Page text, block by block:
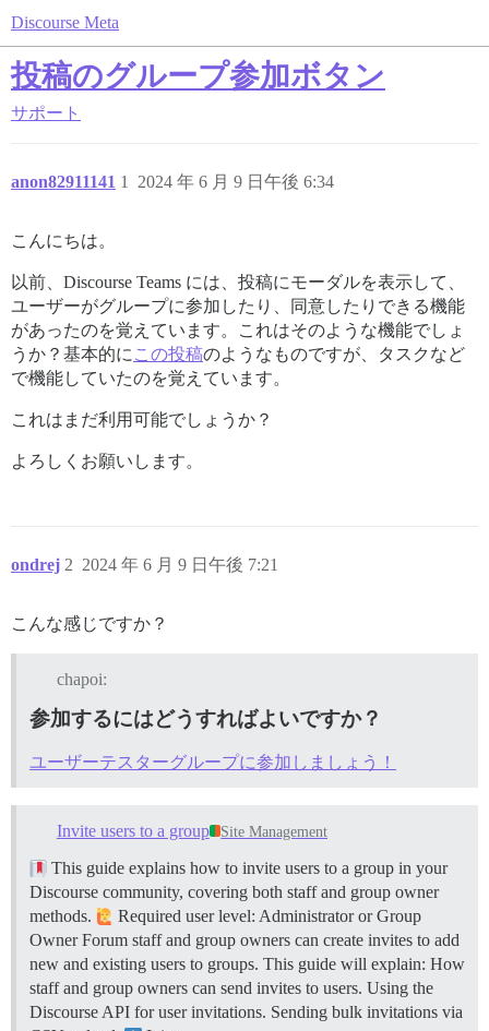
Discourse Meta
投稿のグループ参加ボタン
サポート
anon82911141 2024 年 6 月 9 日午後 6:34
1
こんにちは。
以前、Discourse Teams には、投稿にモーダルを表示して、
ユーザーがグループに参加したり、同意したりできる機能
があったのを覚えています。これはそのような機能でしょ
うか？基本的に この投稿のようなものですが、タスクなど
で機能していたのを覚えています。
これはまだ利用可能でしょうか？
よろしくお願いします。
ondrej 2024 年 6 月 9 日午後 7:21
2
こんな感じですか？
chapoi:
参加するにはどうすればよいですか？
ユーザーテスターグループに参加しましょう！
Invite users to a group Site Management
This guide explains how to invite users to a group in your
Discourse community, covering both staff and group owner
methods.
Required user level: Administrator or Group
Owner Forum staff and group owners can create invites to add
new and existing users to groups. This guide will explain: How
staff and group owners can send invites to users. Using the
Discourse API for user invitations. Sending bulk invitations via